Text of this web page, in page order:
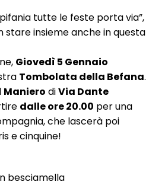
tutte le feste porta via”,
stare insieme anche in questa
Giovedì 5 Gennaio
Tombolata della Befana.
Maniero diVia Dante
dalle ore 20.00 per una
che lascerà poi
e cinquine!
besciamella